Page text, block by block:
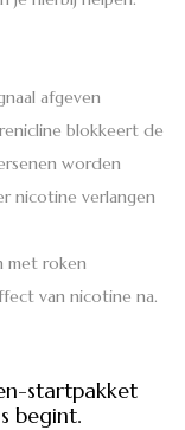
afgeven
blokkeert de
worden
nicotine verlangen
met roken
van nicotine na.
startpakket
begint.